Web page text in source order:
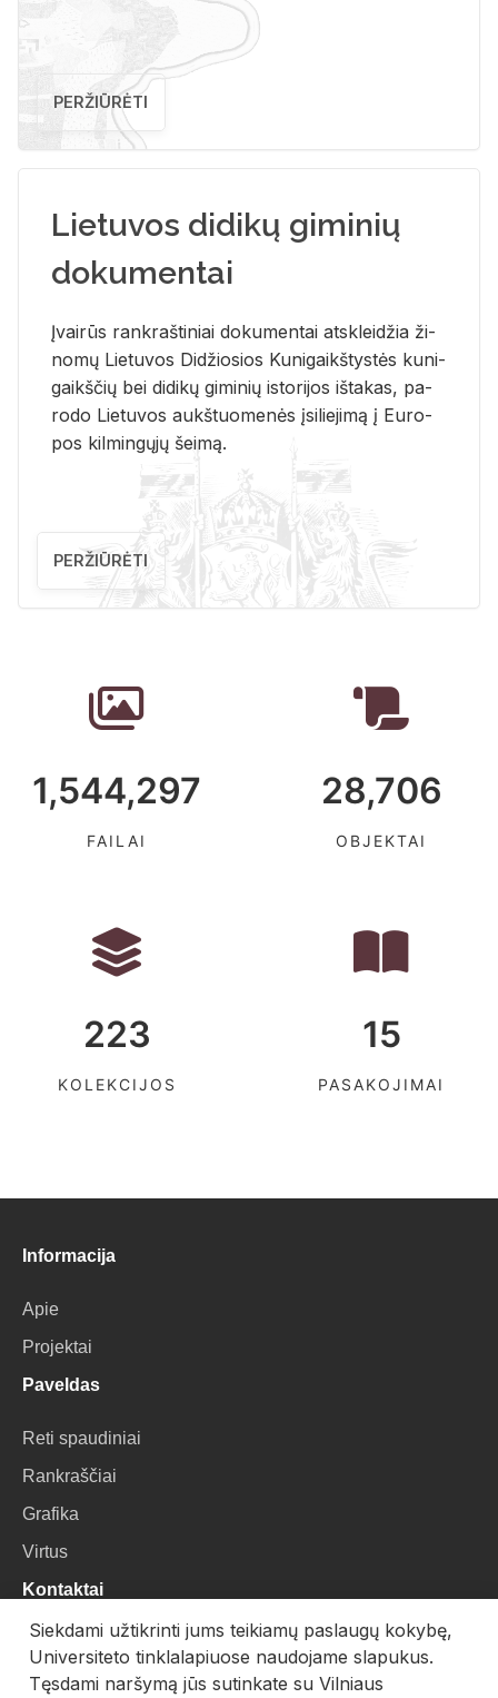
PERŽIŪRĖTI
Lietuvos didikų giminių
dokumentai
Įvai­rūs rank­raš­ti­niai do­ku­men­tai at­sklei­džia ži­
no­mų Lie­tu­vos Di­džio­sios Ku­ni­gaikš­tys­tės ku­ni­
gaikš­čių bei di­di­kų gi­mi­nių is­to­ri­jos iš­ta­kas, pa­
ro­do Lie­tu­vos aukš­tuo­me­nės įsi­lie­ji­mą į Eu­ro­
pos kil­min­gų­jų šei­mą.
PERŽIŪRĖTI
1,544,297
FAILAI
28,706
OBJEKTAI
223
KOLEKCIJOS
15
PASAKOJIMAI
Informacija
Apie
Projektai
Paveldas
Reti spaudiniai
Rankraščiai
Grafika
Virtus
Kontaktai
VU Biblioteka
Universiteto g. 3, LT-01122, Vilnius
Siekdami užtikrinti jums teikiamų paslaugų kokybę,
Universiteto tinklalapiuose naudojame slapukus.
Tęsdami naršymą jūs sutinkate su Vilniaus